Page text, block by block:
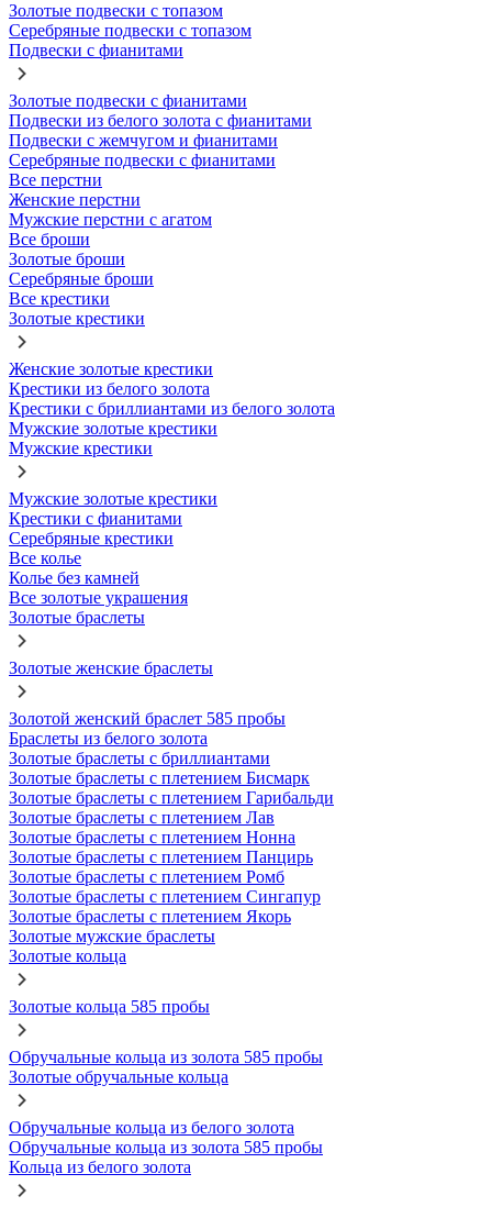
Золотые подвески с топазом
Серебряные подвески с топазом
Подвески с фианитами
Золотые подвески с фианитами
Подвески из белого золота с фианитами
Подвески с жемчугом и фианитами
Серебряные подвески с фианитами
Все перстни
Женские перстни
Мужские перстни с агатом
Все броши
Золотые броши
Серебряные броши
Все крестики
Золотые крестики
Женские золотые крестики
Крестики из белого золота
Крестики с бриллиантами из белого золота
Мужские золотые крестики
Мужские крестики
Мужские золотые крестики
Крестики с фианитами
Серебряные крестики
Все колье
Колье без камней
Все золотые украшения
Золотые браслеты
Золотые женские браслеты
Золотой женский браслет 585 пробы
Браслеты из белого золота
Золотые браслеты с бриллиантами
Золотые браслеты с плетением Бисмарк
Золотые браслеты с плетением Гарибальди
Золотые браслеты с плетением Лав
Золотые браслеты с плетением Нонна
Золотые браслеты с плетением Панцирь
Золотые браслеты с плетением Ромб
Золотые браслеты с плетением Сингапур
Золотые браслеты с плетением Якорь
Золотые мужские браслеты
Золотые кольца
Золотые кольца 585 пробы
Обручальные кольца из золота 585 пробы
Золотые обручальные кольца
Обручальные кольца из белого золота
Обручальные кольца из золота 585 пробы
Кольца из белого золота